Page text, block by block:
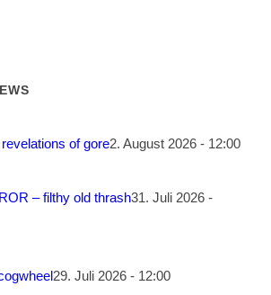
of gore2. August 2026 - 12:00
– filthy old thrash31. Juli 2026 -
29. Juli 2026 - 12:00